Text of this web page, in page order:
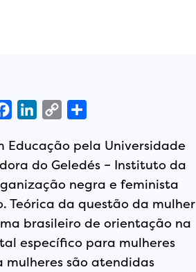
FacebookLinkedIn
Copy
Educação pela Universidade
do Geledés – Instituto da
negra e feminista
Teórica da questão da mulher
brasileiro de orientação na
específico para mulheres
são atendidas